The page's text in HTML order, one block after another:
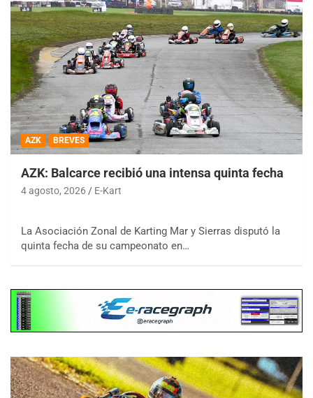
AZK BREVES
AZK: Balcarce recibió una intensa quinta fecha
4 agosto, 2026 E-Kart
La Asociación Zonal de Karting Mar y Sierras disputó la
quinta fecha de su campeonato en…